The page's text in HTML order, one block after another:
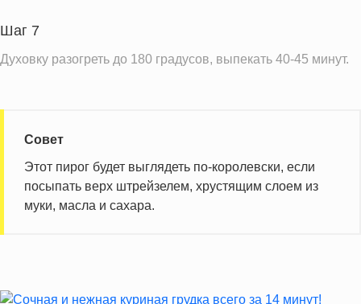
Шаг 7
Духовку разогреть до 180 градусов, выпекать 40-45 минут.
Совет
Этот пирог будет выглядеть по-королевски, если
посыпать верх штрейзелем, хрустящим слоем из
муки, масла и сахара.